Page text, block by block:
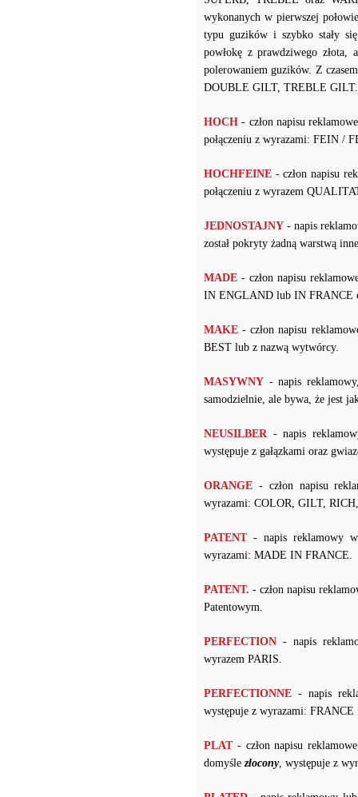
wykonanych w pierwszej
typu guzików i szybko stały
powłokę z prawdziwego złota,
polerowaniem guzików. Z
DOUBLE GILT, TREBLE GILT.
HOCH - człon napisu
połączeniu z wyrazami: FEIN
HOCHFEINE - człon napisu
połączeniu z wyrazem
JEDNOSTAJNY - napis
został pokryty żadną warstwą
MADE - człon napisu
IN ENGLAND lub IN FRANCE
MAKE - człon napisu
BEST lub z nazwą wytwórcy.
MASYWNY - napis
samodzielnie, ale bywa, że jest
NEUSILBER- napis
występuje z gałązkami oraz
ORANGE - człon napisu
wyrazami: COLOR, GILT,
PATENT- napis reklamowy w
wyrazami: MADE IN FRANCE.
PATENT. - człon napisu
Patentowym.
PERFECTION - napis
wyrazem PARIS.
PERFECTIONNE - napis
występuje z wyrazami:
PLAT- człon napisu
domyślezłocony, występuje z